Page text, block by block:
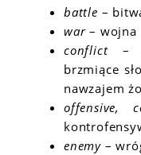
battle –
war– wojna
conflict –
brzmiące
nawzajem
offensive,
enemy –